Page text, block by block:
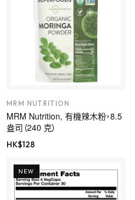
MRM NUTRITION
MRM Nutrition, 有機辣木粉，8.5
盎司（240 克）
HK$128
NEW